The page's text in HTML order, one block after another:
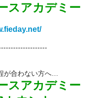
スアカデミー
が合わない方へ…
スアカデミー